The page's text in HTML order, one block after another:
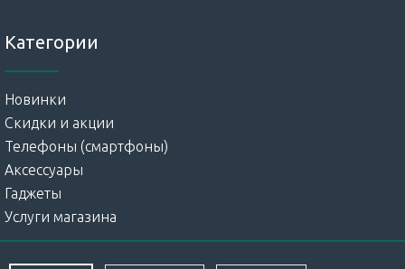
Категории
Новинки
Скидки и акции
Телефоны (смартфоны)
Аксессуары
Гаджеты
Услуги магазина